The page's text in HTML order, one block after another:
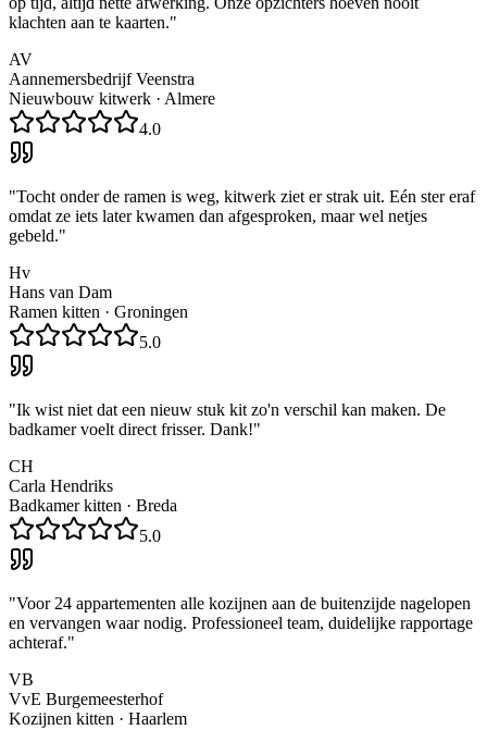
klachten aan te kaarten."
AV
Aannemersbedrijf Veenstra
Nieuwbouw kitwerk · Almere
4.0
"Tocht onder de ramen is weg, kitwerk ziet er strak uit. Eén ster eraf
omdat ze iets later kwamen dan afgesproken, maar wel netjes
gebeld."
Hv
Hans van Dam
Ramen kitten · Groningen
5.0
"Ik wist niet dat een nieuw stuk kit zo'n verschil kan maken. De
badkamer voelt direct frisser. Dank!"
CH
Carla Hendriks
Badkamer kitten · Breda
5.0
"Voor 24 appartementen alle kozijnen aan de buitenzijde nagelopen
en vervangen waar nodig. Professioneel team, duidelijke rapportage
achteraf."
VB
VvE Burgemeesterhof
Kozijnen kitten · Haarlem